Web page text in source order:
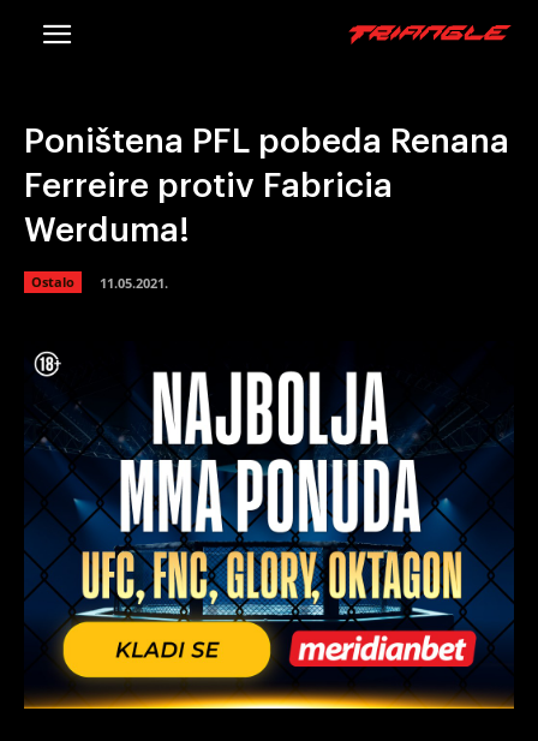
Poništena PFL pobeda Renana
Ferreire protiv Fabricia
Werduma!
Ostalo 11.05.2021.